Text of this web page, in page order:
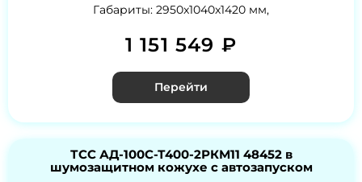
Габариты: 2950x1040x1420 мм,
1 151 549 ₽
Перейти
ТСС АД-100С-Т400-2РКМ11 48452 в
шумозащитном кожухе с автозапуском